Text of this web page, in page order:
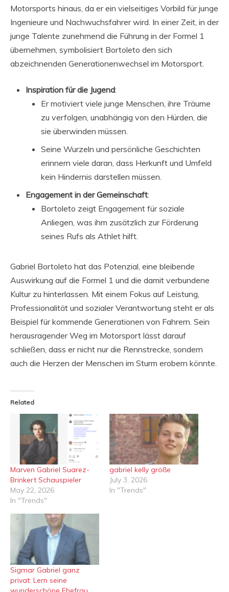
Motorsports hinaus, da er ein vielseitiges Vorbild für junge
Ingenieure und Nachwuchsfahrer wird. In einer Zeit, in der
junge Talente zunehmend die Führung in der Formel 1
übernehmen, symbolisiert Bortoleto den sich
abzeichnenden Generationenwechsel im Motorsport.
Inspiration für die Jugend:
Er motiviert viele junge Menschen, ihre Träume
zu verfolgen, unabhängig von den Hürden, die
sie überwinden müssen.
Seine Wurzeln und persönliche Geschichten
erinnern viele daran, dass Herkunft und Umfeld
kein Hindernis darstellen müssen.
Engagement in der Gemeinschaft:
Bortoleto zeigt Engagement für soziale
Anliegen, was ihm zusätzlich zur Förderung
seines Rufs als Athlet hilft.
Gabriel Bortoleto hat das Potenzial, eine bleibende
Auswirkung auf die Formel 1 und die damit verbundene
Kultur zu hinterlassen. Mit einem Fokus auf Leistung,
Professionalität und sozialer Verantwortung steht er als
Beispiel für kommende Generationen von Fahrern. Sein
herausragender Weg im Motorsport lässt darauf
schließen, dass er nicht nur die Rennstrecke, sondern
auch die Herzen der Menschen im Sturm erobern könnte.
Related
Marven Gabriel Suarez-
Brinkert Schauspieler
May 22, 2026
In "Trends"
gabriel kelly größe
July 3, 2026
In "Trends"
Sigmar Gabriel ganz
privat: Lern seine